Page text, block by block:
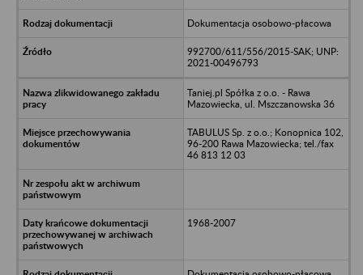
Dokumentacja osobowo-płacowa
992700/611/556/2015-SAK; UNP:
2021-00496793
Taniej.pl Spółka z o.o. - Rawa
Mazowiecka, ul. Mszczanowska 36
TABULUS Sp. z o.o.; Konopnica 102,
96-200 Rawa Mazowiecka; tel./fax
46 813 12 03
1968-2007